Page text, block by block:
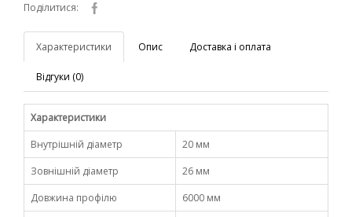
Поділитися:
Характеристики Опис Доставка і оплата
Відгуки (0)
Характеристики
Внутрішній діаметр
20 мм
Зовнішній діаметр
26 мм
Довжина профілю
6000 мм